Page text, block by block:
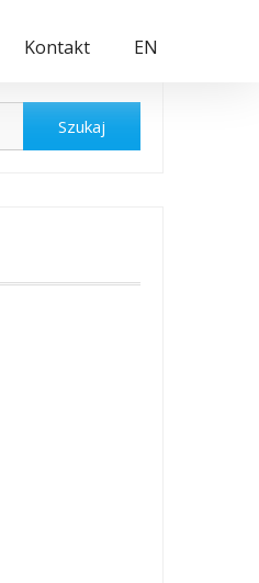
Kontakt EN